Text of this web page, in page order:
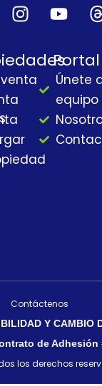
I
s
t
a
a
m
Y
u
t
u
b
e
h
r
e
d
Portal
Únete
equipo
los derechos
Y CAMBIO
de Adhesión
Contáctenos